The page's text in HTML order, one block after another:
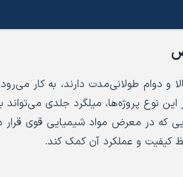
و دوام طولانی‌مدت دارند، به کار
این نوع پروژه‌ها، میلگرد جلدی
که در معرض مواد شیمیایی قوی قرار
کیفیت و عملکرد آن کمک کند.